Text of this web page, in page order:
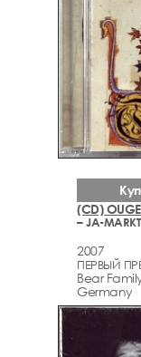
(CD)
– JA-
2007
ПЕРВЫЙ
Bear
Germany